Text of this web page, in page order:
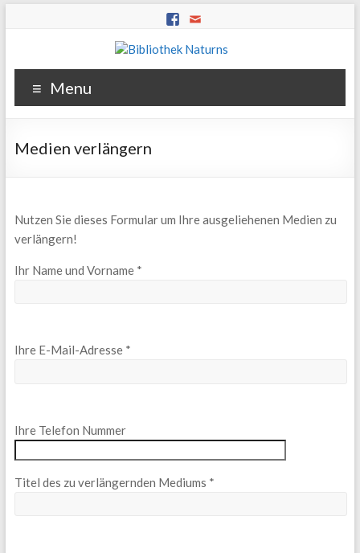
Menu
Medien verlängern
Nutzen Sie dieses Formular um Ihre ausgeliehenen Medien zu
verlängern!
Ihr Name und Vorname *
Ihre E-Mail-Adresse *
Ihre Telefon Nummer
Titel des zu verlängernden Mediums *